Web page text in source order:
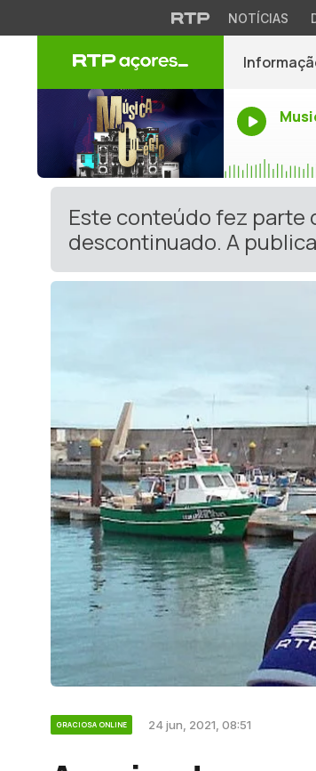
NOTÍCIAS
Este conteúdo fez parte
descontinuado. A
GRACIOSA ONLINE 24 jun, 2021, 08:51